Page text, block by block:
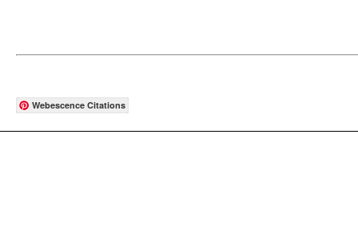
Webescence Citations